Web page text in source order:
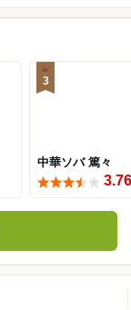
3
中華ソバ 篤々
3.76